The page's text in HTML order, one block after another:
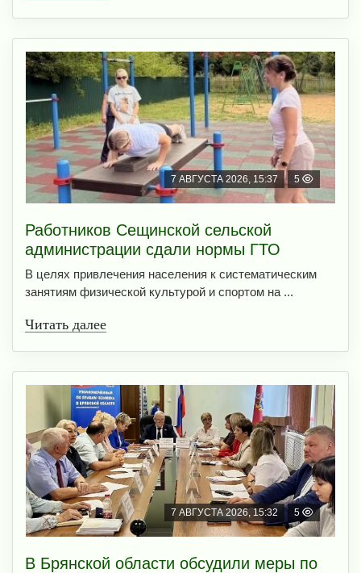
7 АВГУСТА 2026, 15:37 5
Работников Сещинской сельской
администрации сдали нормы ГТО
В целях привлечения населения к систематическим
занятиям физической культурой и спортом на ...
Читать далее
7 АВГУСТА 2026, 15:32 5
В Брянской области обсудили меры по